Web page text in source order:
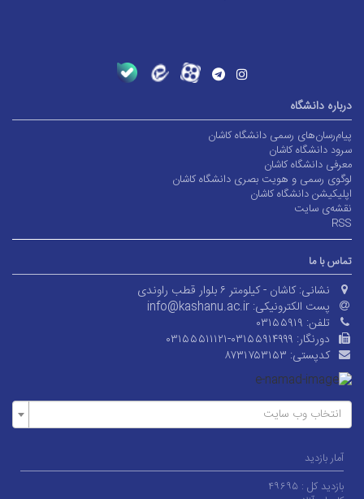
دانشگاه
رسمی دانشگاه کاشان
دانشگاه کاشان
دانشگاه کاشان
رسمی و هویت بصری دانشگاه کاشان
دانشگاه کاشان
سایت
با ما
نشانی:کاشان - کیلومتر ۶ بلوار قطب راوندی
پست الکترونیکی:info@kashanu.ac.ir
تلفن:۰۳۱۵۵۹۱۹
دورنگار:۰۳۱۵۵۵۱۱۱۲۱-۰۳۱۵۵۹۱۴۹۹۹
کدپستی:۸۷۳۱۷۵۳۱۵۳
انتخاب وب سایت
آمار بازدید
بازدید کل :۴۹۶۹۵